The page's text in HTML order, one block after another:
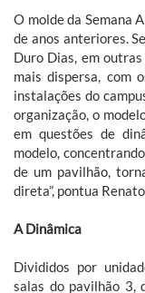
O molde da Semana
de anos anteriores.
Duro Dias, em
mais dispersa, com
instalações do
organização, o
em questões de
modelo,
de um pavilhão,
direta”, pontua
A Dinâmica
Divididos por
salas do pavilhão 3,